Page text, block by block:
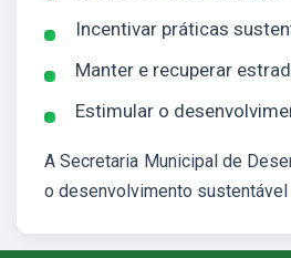
Incentivar práticas
Manter e recuperar
Estimular o
A Secretaria Municipal de
o desenvolvimento sustentável